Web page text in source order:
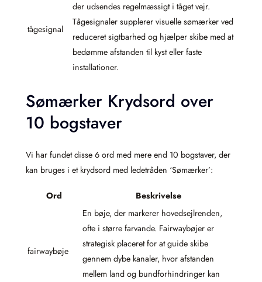
tågesignal
der udsendes regelmæssigt i tåget vejr.
Tågesignaler supplerer visuelle sømærker ved
reduceret sigtbarhed og hjælper skibe med at
bedømme afstanden til kyst eller faste
installationer.
Sømærker Krydsord over
10 bogstaver
Vi har fundet disse 6 ord med mere end 10 bogstaver, der
kan bruges i et krydsord med ledetråden ‘Sømærker’:
Ord Beskrivelse
fairwaybøje
En bøje, der markerer hovedsejlrenden,
ofte i større farvande. Fairwaybøjer er
strategisk placeret for at guide skibe
gennem dybe kanaler, hvor afstanden
mellem land og bundforhindringer kan